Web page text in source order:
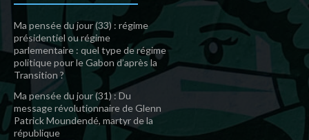
Ma pensée du jour (33) : régime
présidentiel ou régime
parlementaire : quel type de régime
politique pour le Gabon d’après la
Transition ?
Ma pensée du jour (31) : Du
message révolutionnaire de Glenn
Patrick Moundendé, martyr de la
république